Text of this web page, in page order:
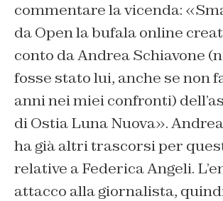
commentare la vicenda:
da Open la bufala online
conto da Andrea Schiavone
fosse stato lui, anche se non
anni nei miei confronti)
di Ostia Luna Nuova».
ha già altri trascorsi per
relative a Federica Angeli.
attacco alla giornalista,